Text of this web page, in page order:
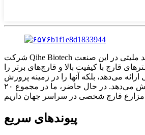
شرکت Qihe Biotech به عنوان یک شرکت چند ملیتی در این صنعت
تنها بسترهای قارچ با کیفیت بالا و قارچ‌های برتر را
می‌دهد، بلکه آنها را در زمینه پرورش
قارچ‌های بهتر نیز آموزش می‌دهد. در حال حاضر، ما در مجموع ۲۰
پیوندهای سریع